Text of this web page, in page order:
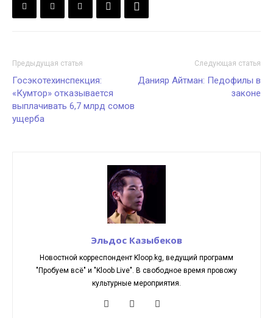
Предыдущая статья
Госэкотехинспекция:
«Кумтор» отказывается
выплачивать 6,7 млрд сомов
ущерба
Следующая статья
Данияр Айтман: Педофилы в
законе
Эльдос Казыбеков
Новостной корреспондент Kloop.kg, ведущий программ
"Пробуем всё" и "Kloob Live". В свободное время провожу
культурные мероприятия.